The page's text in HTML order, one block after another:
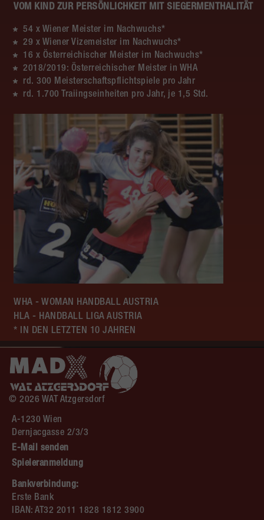
VOM KIND ZUR PERSÖNLICHKEIT MIT SIEGERMENTHALITÄT
54 x Wiener Meister im Nachwuchs*
29 x Wiener Vizemeister im Nachwuchs*
16 x Österreichischer Meister im Nachwuchs*
2018/2019: Österreichischer Meister in WHA
rd. 300 Meisterschaftspflichtspiele pro Jahr
rd. 1.700 Traiingseinheiten pro Jahr, je 1,5 Std.
WHA - WOMAN HANDBALL AUSTRIA
HLA - HANDBALL LIGA AUSTRIA
* IN DEN LETZTEN 10 JAHREN
© 2026 WAT Atzgersdorf
A-1230 Wien
Dernjacgasse 2/3/3
E-Mail senden
Spieleranmeldung
Bankverbindung:
Erste Bank
IBAN: AT32 2011 1828 1812 3900